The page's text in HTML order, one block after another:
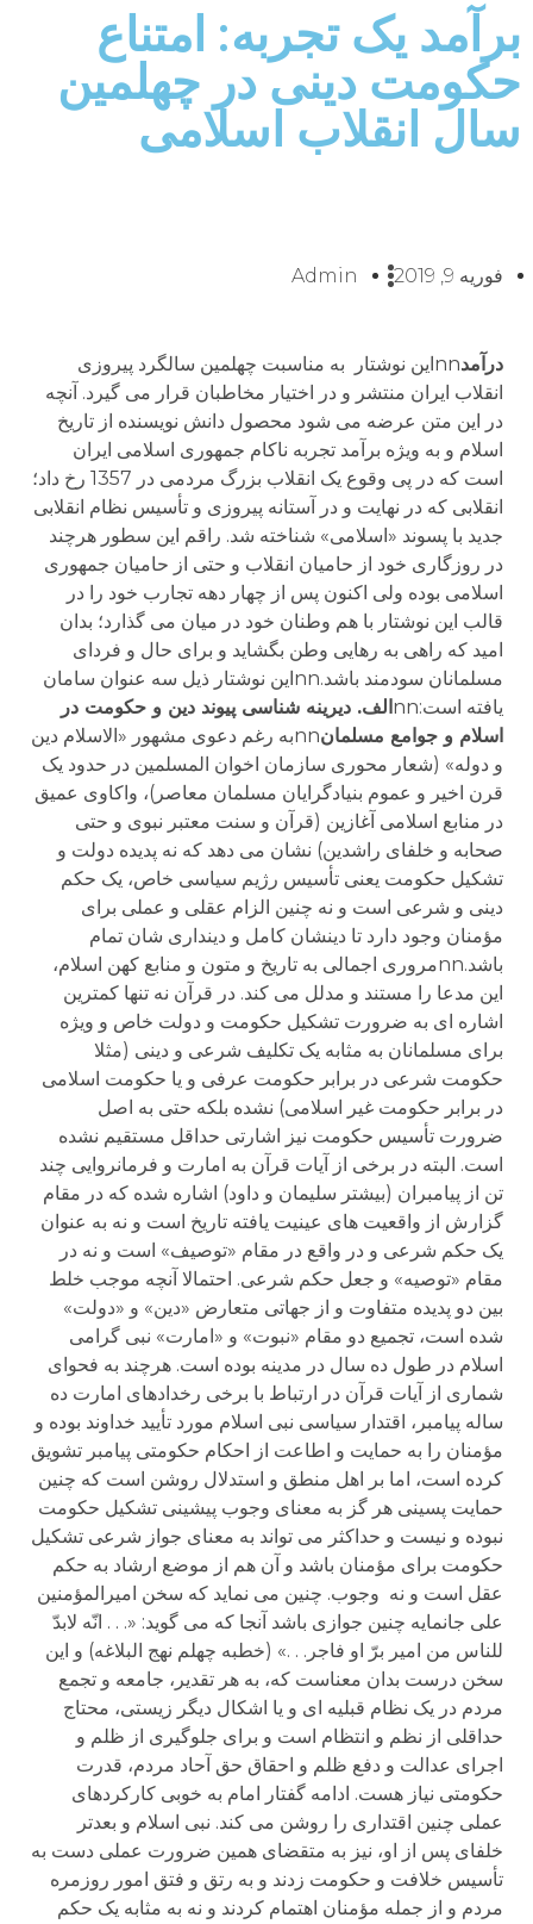
برآمد یک تجربه: امتناع
حکومت دینی در چهلمین
سال انقلاب اسلامی
فوریه 9, 2019 Admin
درآمد
nnاین نوشتار به مناسبت چهلمین سالگرد پیروزی
انقلاب ایران منتشر و در اختیار مخاطبان قرار می گیرد. آنچه
در این متن عرضه می شود محصول دانش نویسنده از تاریخ
اسلام و به ویژه برآمد تجربه ناکام جمهوری اسلامی ایران
است که در پی وقوع یک انقلاب بزرگ مردمی در 1357 رخ داد؛
انقلابی که در نهایت و در آستانه پیروزی و تأسیس نظام انقلابی
جدید با پسوند «اسلامی» شناخته شد. راقم این سطور هرچند
در روزگاری خود از حامیان انقلاب و حتی از حامیان جمهوری
اسلامی بوده ولی اکنون پس از چهار دهه تجارب خود را در
قالب این نوشتار با هم وطنان خود در میان می گذارد؛ بدان
امید که راهی به رهایی وطن بگشاید و برای حال و فردای
مسلمانان سودمند باشد.nnاین نوشتار ذیل سه عنوان سامان
یافته است:nn
الف. دیرینه شناسی پیوند دین و حکومت در
اسلام و جوامع مسلمان
nnبه رغم دعوی مشهور «الاسلام دین
و دوله» (شعار محوری سازمان اخوان المسلمین در حدود یک
قرن اخیر و عموم بنیادگرایان مسلمان معاصر)، واکاوی عمیق
در منابع اسلامی آغازین (قرآن و سنت معتبر نبوی و حتی
صحابه و خلفای راشدین) نشان می دهد که نه پدیده دولت و
تشکیل حکومت یعنی تأسیس رژیم سیاسی خاص، یک حکم
دینی و شرعی است و نه چنین الزام عقلی و عملی برای
مؤمنان وجود دارد تا دینشان کامل و دینداری شان تمام
باشد.nnمروری اجمالی به تاریخ و متون و منابع کهن اسلام،
این مدعا را مستند و مدلل می کند. در قرآن نه تنها کمترین
اشاره ای به ضرورت تشکیل حکومت و دولت خاص و ویژه
برای مسلمانان به مثابه یک تکلیف شرعی و دینی (مثلا
حکومت شرعی در برابر حکومت عرفی و یا حکومت اسلامی
در برابر حکومت غیر اسلامی) نشده بلکه حتی به اصل
ضرورت تأسیس حکومت نیز اشارتی حداقل مستقیم نشده
است. البته در برخی از آیات قرآن به امارت و فرمانروایی چند
تن از پیامبران (بیشتر سلیمان و داود) اشاره شده که در مقام
گزارش از واقعیت های عینیت یافته تاریخ است و نه به عنوان
یک حکم شرعی و در واقع در مقام «توصیف» است و نه در
مقام «توصیه» و جعل حکم شرعی. احتمالا آنچه موجب خلط
بین دو پدیده متفاوت و از جهاتی متعارض «دین» و «دولت»
شده است، تجمیع دو مقام «نبوت» و «امارت» نبی گرامی
اسلام در طول ده سال در مدینه بوده است. هرچند به فحوای
شماری از آیات قرآن در ارتباط با برخی رخدادهای امارت ده
ساله پیامبر، اقتدار سیاسی نبی اسلام مورد تأیید خداوند بوده و
مؤمنان را به حمایت و اطاعت از احکام حکومتی پیامبر تشویق
کرده است، اما بر اهل منطق و استدلال روشن است که چنین
حمایت پسینی هر گز به معنای وجوب پیشینی تشکیل حکومت
نبوده و نیست و حداکثر می تواند به معنای جواز شرعی تشکیل
حکومت برای مؤمنان باشد و آن هم از موضع ارشاد به حکم
عقل است و نه وجوب. چنین می نماید که سخن امیرالمؤمنین
علی جانمایه چنین جوازی باشد آنجا که می گوید: «. . . انّه لابدّ
للناس من امیر برّ او فاجر. . .» (خطبه چهلم نهج البلاغه) و این
سخن درست بدان معناست که، به هر تقدیر، جامعه و تجمع
مردم در یک نظام قبلیه ای و یا اشکال دیگر زیستی، محتاج
حداقلی از نظم و انتظام است و برای جلوگیری از ظلم و
اجرای عدالت و دفع ظلم و احقاق حق آحاد مردم، قدرت
حکومتی نیاز هست. ادامه گفتار امام به خوبی کارکردهای
عملی چنین اقتداری را روشن می کند. نبی اسلام و بعدتر
خلفای پس از او، نیز به متقضای همین ضرورت عملی دست به
تأسیس خلافت و حکومت زدند و به رتق و فتق امور روزمره
مردم و از جمله مؤمنان اهتمام کردند و نه به مثابه یک حکم